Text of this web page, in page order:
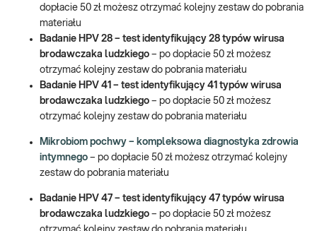
dopłacie 50 zł możesz otrzymać kolejny zestaw do pobrania
materiału
Badanie HPV 28 – test identyfikujący 28 typów wirusa
brodawczaka ludzkiego – po dopłacie 50 zł możesz
otrzymać kolejny zestaw do pobrania materiału
Badanie HPV 41 – test identyfikujący 41 typów wirusa
brodawczaka ludzkiego – po dopłacie 50 zł możesz
otrzymać kolejny zestaw do pobrania materiału
Mikrobiom pochwy – kompleksowa diagnostyka zdrowia
intymnego – po dopłacie 50 zł możesz otrzymać kolejny
zestaw do pobrania materiału
Badanie HPV 47 – test identyfikujący 47 typów wirusa
brodawczaka ludzkiego – po dopłacie 50 zł możesz